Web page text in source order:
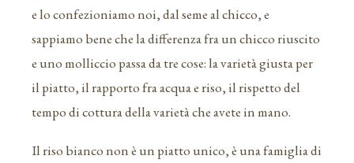
e lo confezioniamo noi, dal seme al chicco, e
sappiamo bene che la differenza fra un chicco riuscito
e uno molliccio passa da tre cose: la varietà giusta per
il piatto, il rapporto fra acqua e riso, il rispetto del
tempo di cottura della varietà che avete in mano.
Il riso bianco non è un piatto unico, è una famiglia di